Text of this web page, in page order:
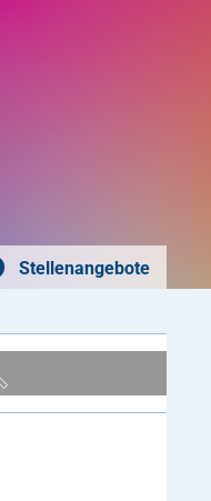
Stellenangebote